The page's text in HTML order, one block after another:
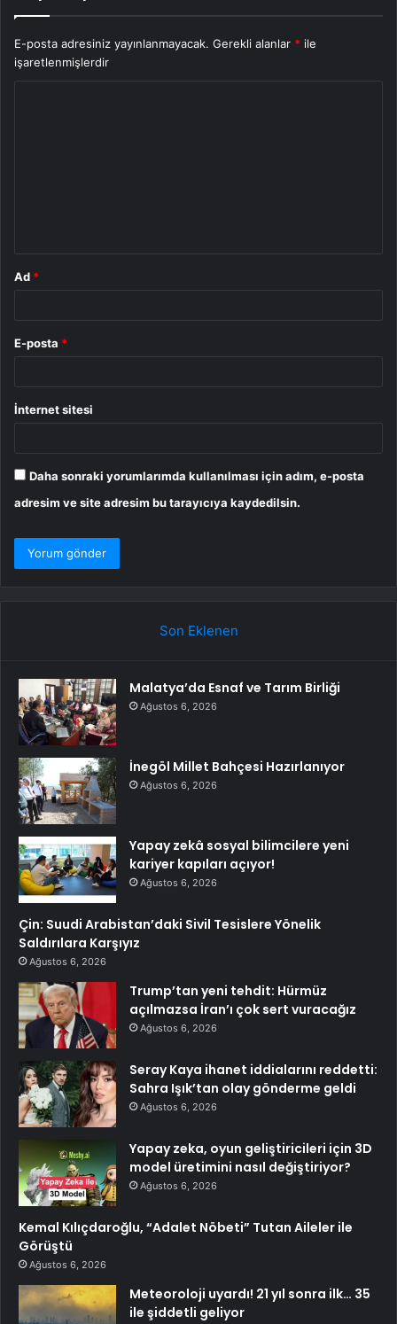
E-posta adresiniz yayınlanmayacak. Gerekli alanlar * ile
işaretlenmişlerdir
Ad *
E-posta *
İnternet sitesi
Daha sonraki yorumlarımda kullanılması için adım, e-posta
adresim ve site adresim bu tarayıcıya kaydedilsin.
Son Eklenen
Malatya’da Esnaf ve Tarım Birliği
Ağustos 6, 2026
İnegöl Millet Bahçesi Hazırlanıyor
Ağustos 6, 2026
Yapay zekâ sosyal bilimcilere yeni
kariyer kapıları açıyor!
Ağustos 6, 2026
Çin: Suudi Arabistan’daki Sivil Tesislere Yönelik
Saldırılara Karşıyız
Ağustos 6, 2026
Trump’tan yeni tehdit: Hürmüz
açılmazsa İran’ı çok sert vuracağız
Ağustos 6, 2026
Seray Kaya ihanet iddialarını reddetti:
Sahra Işık’tan olay gönderme geldi
Ağustos 6, 2026
Yapay zeka, oyun geliştiricileri için 3D
model üretimini nasıl değiştiriyor?
Ağustos 6, 2026
Kemal Kılıçdaroğlu, “Adalet Nöbeti” Tutan Aileler ile
Görüştü
Ağustos 6, 2026
Meteoroloji uyardı! 21 yıl sonra ilk… 35
ile şiddetli geliyor